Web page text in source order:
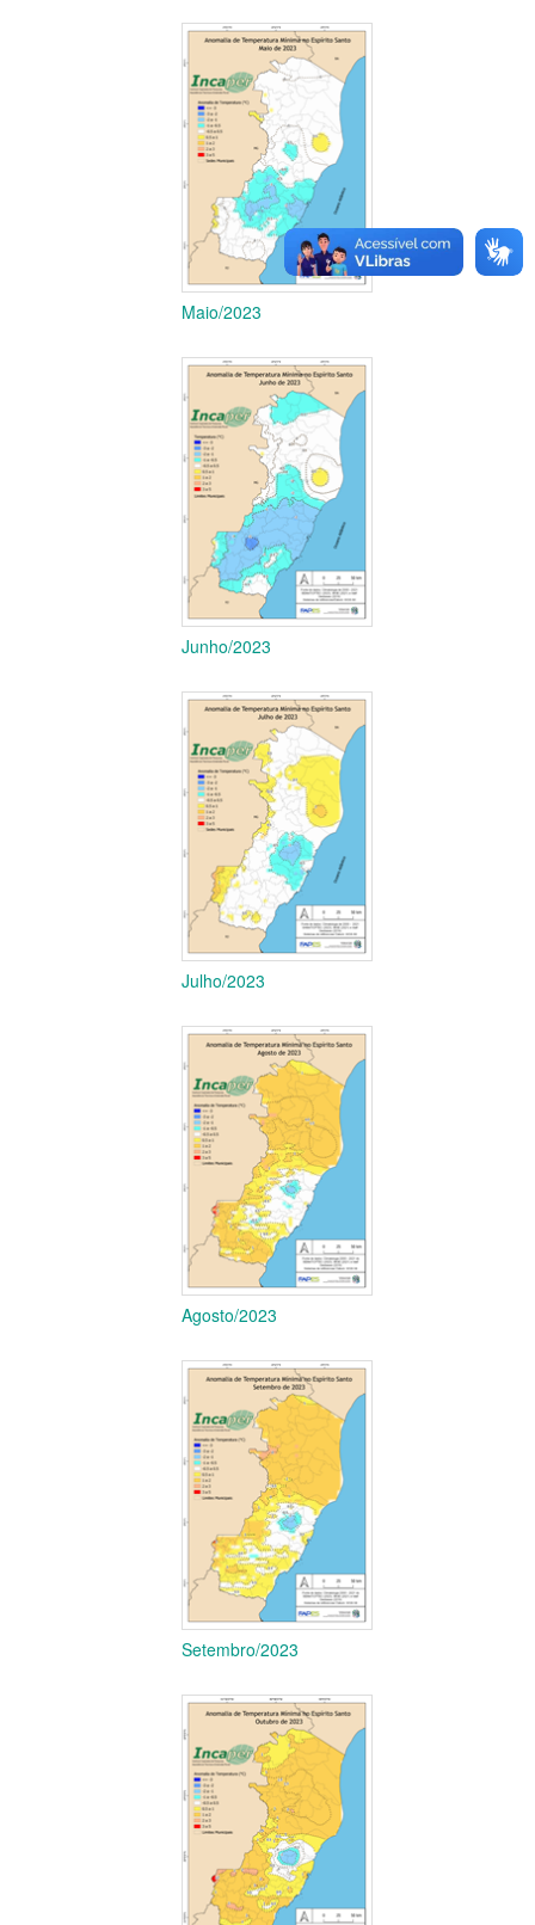
Maio/2023
Junho/2023
Julho/2023
Agosto/2023
Setembro/2023